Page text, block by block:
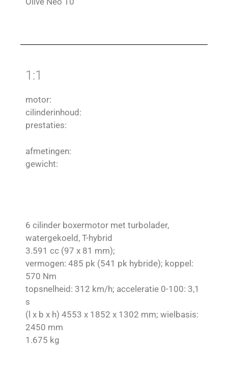
1:1
motor:
cilinderinhoud:
prestaties:
afmetingen:
gewicht:
6 cilinder boxermotor met turbolader,
watergekoeld, T-hybrid
3.591 cc (97 x 81 mm);
vermogen: 485 pk (541 pk hybride); koppel:
570 Nm
topsnelheid: 312 km/h; acceleratie 0-100: 3,1
s
(l x b x h) 4553 x 1852 x 1302 mm; wielbasis:
2450 mm
1.675 kg